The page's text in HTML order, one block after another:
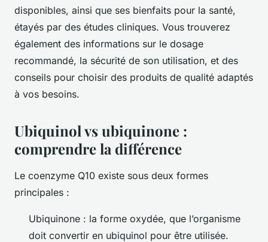
disponibles, ainsi que ses bienfaits pour la santé,
étayés par des études cliniques. Vous trouverez
également des informations sur le dosage
recommandé, la sécurité de son utilisation, et des
conseils pour choisir des produits de qualité adaptés
à vos besoins.
Ubiquinol vs ubiquinone :
comprendre la différence
Le coenzyme Q10 existe sous deux formes
principales :
Ubiquinone : la forme oxydée, que l’organisme
doit convertir en ubiquinol pour être utilisée.